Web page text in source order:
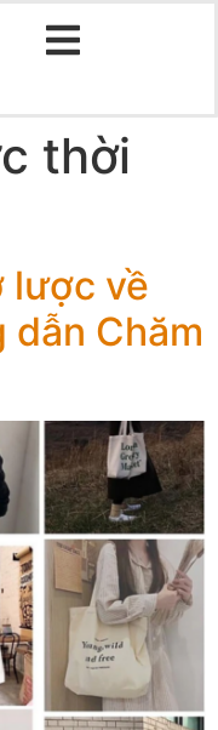
thời
lược về
dẫn Chăm